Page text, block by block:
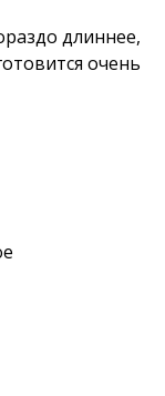
длиннее,
очень